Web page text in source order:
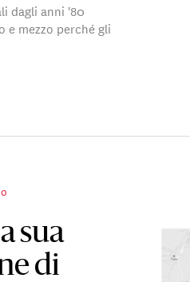
dagli anni '80
e mezzo perché gli
sua
di